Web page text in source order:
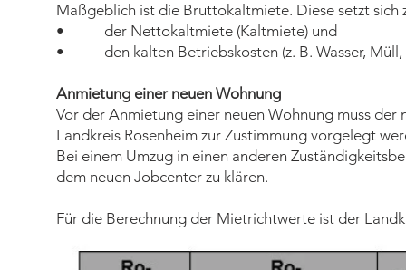
Maßgeblich ist die Bruttokaltmiete. Diese setzt sich
• der Nettokaltmiete (Kaltmiete) und
• den kalten Betriebskosten (z. B. Wasser, Müll,
Anmietung einer neuen Wohnung
Vor der Anmietung einer neuen Wohnung muss
Landkreis Rosenheim zur Zustimmung vorgelegt
Bei einem Umzug in einen anderen
dem neuen Jobcenter zu klären.
Für die Berechnung der Mietrichtwerte ist der